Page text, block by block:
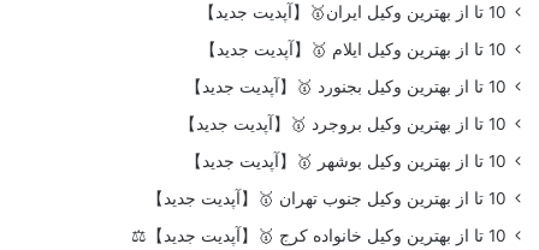
10 تا از بهترین وکیل ایران🥇【آپدیت جدید】
10 تا از بهترین وکیل ایلام 🥇【آپدیت جدید】
10 تا از بهترین وکیل بجنورد 🥇【آپدیت جدید】
10 تا از بهترین وکیل بروجرد 🥇【آپدیت جدید】
10 تا از بهترین وکیل بوشهر 🥇【آپدیت جدید】
10 تا از بهترین وکیل جنوب تهران 🥇【آپدیت جدید】
10 تا از بهترین وکیل خانواده کرج 🥇【آپدیت جدید】⚖️